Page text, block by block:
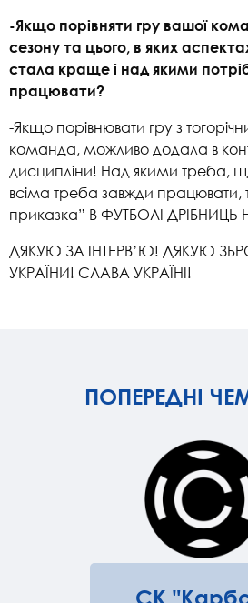
-Якщо порівняти гру вашої
сезону та цього, в яких
стала краще і над якими
працювати?
-Якщо порівнювати гру з
команда, можливо додала в
дисципліни! Над якими треба,
всіма треба завжди
приказка” В ФУТБОЛІ ДРІБНИЦЬ
ДЯКУЮ ЗА ІНТЕРВ’Ю! ДЯКУЮ
УКРАЇНИ! СЛАВА УКРАЇНІ!
ПОПЕРЕДНІ
СК